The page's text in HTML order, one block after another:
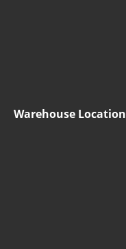
Warehouse Location